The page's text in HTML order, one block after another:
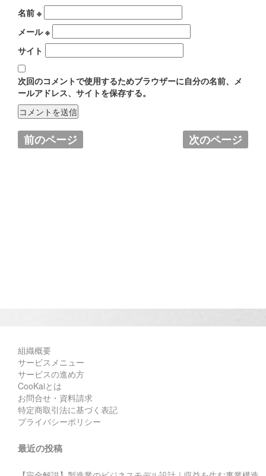
名前 ※
メール※
サイト
次回のコメントで使用するためブラウザーに自分の名前、メ
ールアドレス、サイトを保存する。
前のページ 次のページ
組織概要
サービスメニュー
サービスの進め方
CooKaiとは
お問合せ・資料請求
特定商取引法に基づく表記
プライバシーポリシー
最近の投稿